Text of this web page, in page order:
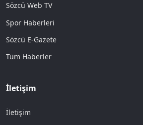
Sözcü Web TV
Spor Haberleri
Sözcü E-Gazete
Tüm Haberler
İletişim
İletişim